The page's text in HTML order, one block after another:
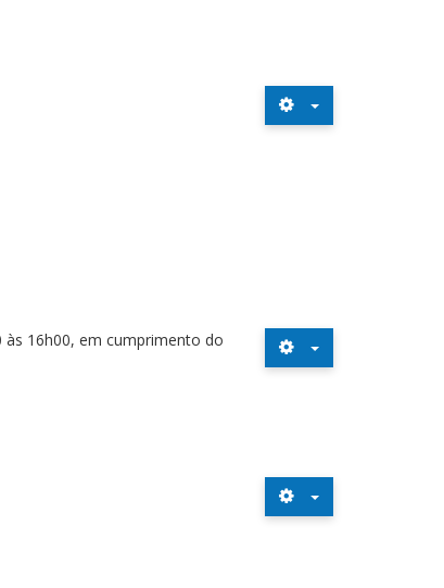
16h00, em cumprimento do